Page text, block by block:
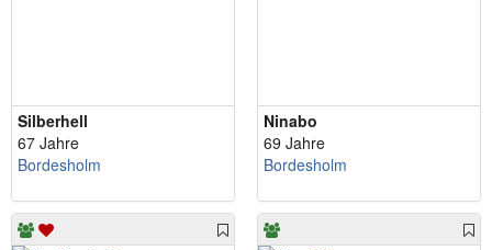
Silberhell
67 Jahre
Bordesholm
Ninabo
69 Jahre
Bordesholm